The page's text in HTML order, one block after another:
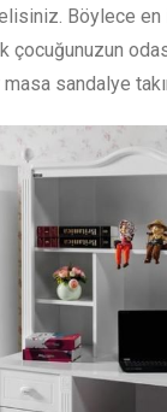
Böylece en
çocuğunuzun
sandalye